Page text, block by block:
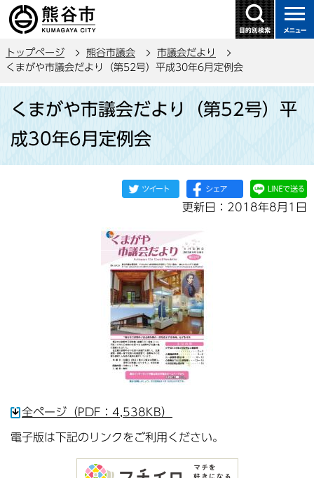
の
す
トップページ 熊谷市議会
市議会だより
くまがや市議会だより（第52号）平成30年6月定例会
か
くまがや市議会だより（第52号）平
成30年6月定例会
更新日：2018年8月1日
全ページ（PDF：4,538KB）
電子版は下記のリンクをご利用ください。